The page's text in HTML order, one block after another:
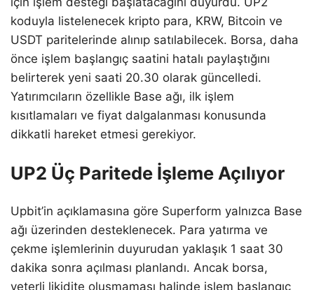
koduyla listelenecek kripto para, KRW, Bitcoin ve
USDT paritelerinde alınıp satılabilecek. Borsa, daha
önce işlem başlangıç saatini hatalı paylaştığını
belirterek yeni saati 20.30 olarak güncelledi.
Yatırımcıların özellikle Base ağı, ilk işlem
kısıtlamaları ve fiyat dalgalanması konusunda
dikkatli hareket etmesi gerekiyor.
UP2 Üç Paritede İşleme Açılıyor
Upbit’in açıklamasına göre Superform yalnızca Base
ağı üzerinden desteklenecek. Para yatırma ve
çekme işlemlerinin duyurudan yaklaşık 1 saat 30
dakika sonra açılması planlandı. Ancak borsa,
yeterli likidite oluşmaması halinde işlem başlangıç